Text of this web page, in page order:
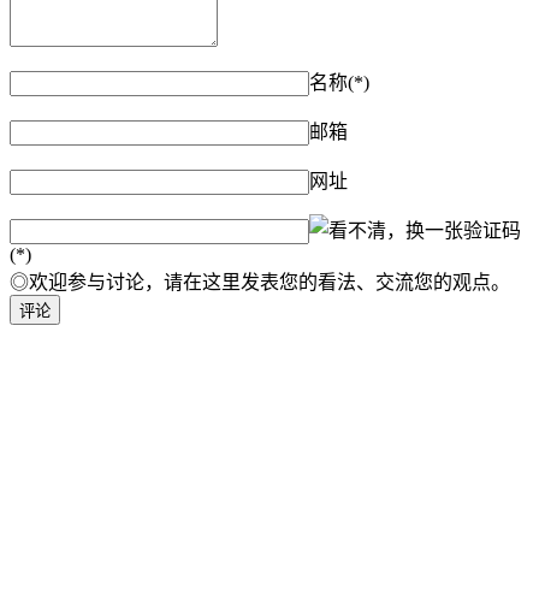
名称(*)
邮箱
网址
验证码
(*)
◎欢迎参与讨论，请在这里发表您的看法、交流您的观点。